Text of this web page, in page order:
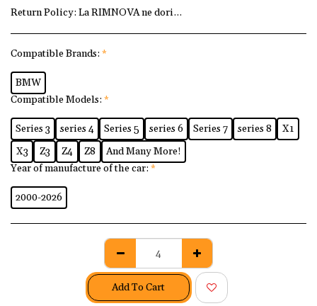
Return Policy: La RIMNOVA ne dorim ca fiecare client
Compatible Brands: *
BMW
Compatible Models: *
Series 3 series 4 Series 5 series 6 Series 7 series 8
X1
X3
Z3 Z4 Z8
And Many More!
Year of manufacture of the car: *
2000-2026
Add To Cart